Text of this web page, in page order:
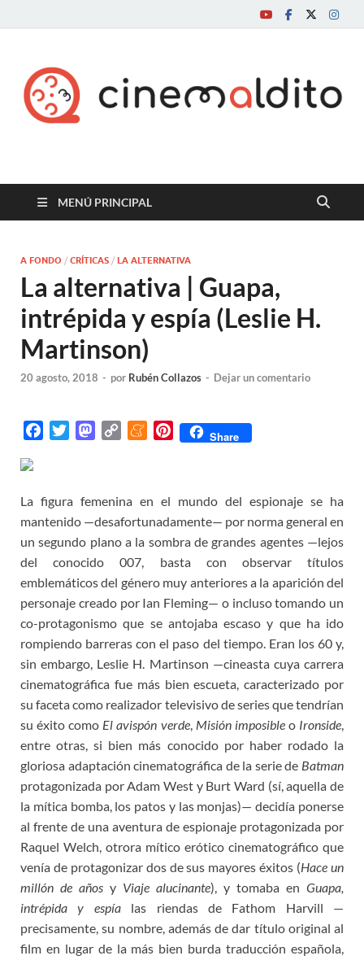
Cine maldito
MENÚ PRINCIPAL
A FONDO / CRÍTICAS / LA ALTERNATIVA
La alternativa | Guapa,
intrépida y espía (Leslie H.
Martinson)
20 agosto, 2018 - por Rubén Collazos - Dejar un comentario
b
o
o
t
e
r
M
o
d
o
n
L
i
n
k
M
a
m
e
P
e
r
e
s
t
Share
La figura femenina en el mundo del espionaje se ha
mantenido —desafortunadamente— por norma general en
un segundo plano a la sombra de grandes agentes —lejos
del conocido 007, basta con observar títulos
emblemáticos del género muy anteriores a la aparición del
personaje creado por Ian Fleming— o incluso tomando un
co-protagonismo que se antojaba escaso y que ha ido
rompiendo barreras con el paso del tiempo. Eran los 60 y,
sin embargo, Leslie H. Martinson —cineasta cuya carrera
cinematográfica fue más bien escueta, caracterizado por
su faceta como realizador televisivo de series que tendrían
su éxito como El avispón verde, Misión imposibleoIronside,
entre otras, si bien más conocido por haber rodado la
gloriosa adaptación cinematográfica de la serie de Batman
protagonizada por Adam West y Burt Ward (sí, aquella de
la mítica bomba, los patos y las monjas)— decidía ponerse
al frente de una aventura de espionaje protagonizada por
Raquel Welch, otrora mítico erótico cinematográfico que
venía de protagonizar dos de sus mayores éxitos (Hace un
millón de años y Viaje alucinante), y tomaba en Guapa,
intrépida y espíalas riendas de Fathom Harvill —
precisamente, su nombre, además de dar título original al
film en lugar de la más bien burda traducción española,